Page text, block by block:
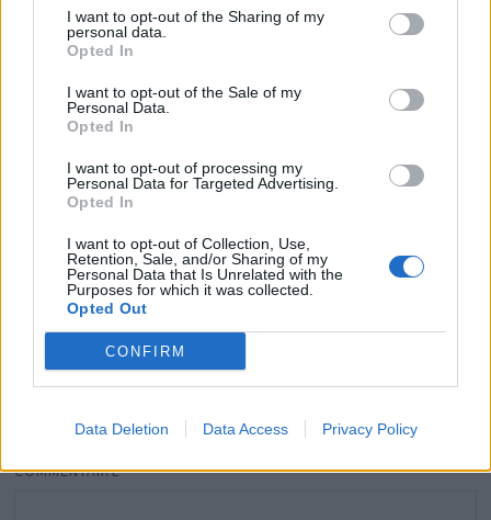
I want to opt-out of the Sharing of my
personal data.
Opted In
I want to opt-out of the Sale of my
Personal Data.
Opted In
I want to opt-out of processing my
Personal Data for Targeted Advertising.
Opted In
I want to opt-out of Collection, Use,
Retention, Sale, and/or Sharing of my
Personal Data that Is Unrelated with the
Purposes for which it was collected.
Opted Out
CONFIRM
Data Deletion Data Access Privacy Policy
Anne-Claire Coudray : Son compagnon balance tout
sur ses JT et sa vie privée
11 juin 2026
Laisser un commentaire
Votre adresse e-mail ne sera pas publiée.Les champs
obligatoires sont indiqués avec
COMMENTAIRE*